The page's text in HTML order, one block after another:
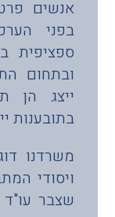
אנשים
בפני
ספציפית
ובתחום
ייצג הן
בתובענות
משרדנו
ויסודי
שצבר